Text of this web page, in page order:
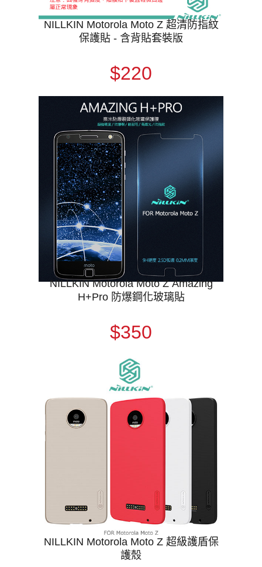
NILLKIN Motorola Moto Z 超清防指紋
保護貼 - 含背貼套裝版
$220
NILLKIN Motorola Moto Z Amazing
H+Pro 防爆鋼化玻璃貼
$350
NILLKIN Motorola Moto Z 超級護盾保
護殼